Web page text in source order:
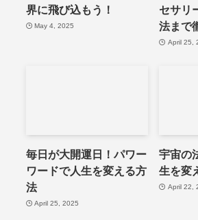
界に飛び込もう！
May 4, 2025
セサリ
法まで
April 25,
毎日が大開運日！パワー
ワードで人生を変える方
法
April 25, 2025
宇宙の
生を変
April 22,